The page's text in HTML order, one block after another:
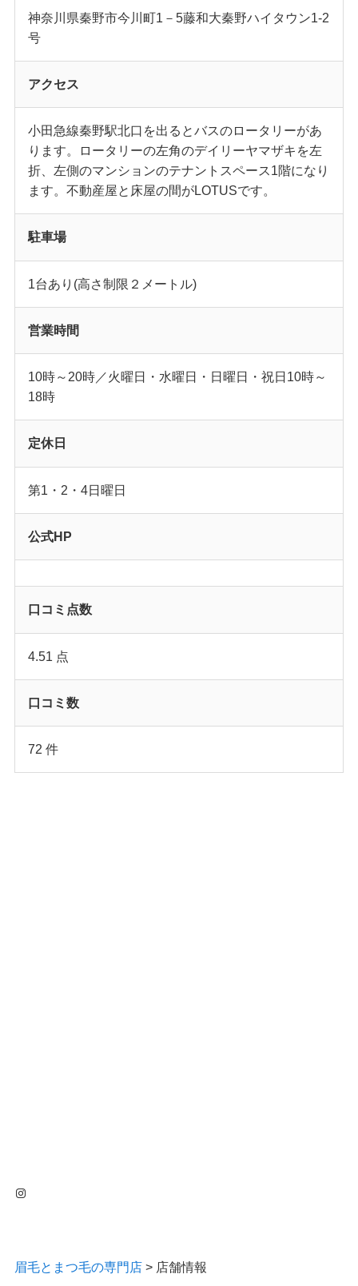
神奈川県秦野市今川町1－5藤和大秦野ハイタウン1-2
号
アクセス
小田急線秦野駅北口を出るとバスのロータリーがあ
ります。ロータリーの左角のデイリーヤマザキを左
折、左側のマンションのテナントスペース1階になり
ます。不動産屋と床屋の間がLOTUSです。
駐車場
1台あり(高さ制限２メートル)
営業時間
10時～20時／火曜日・水曜日・日曜日・祝日10時～
18時
定休日
第1・2・4日曜日
公式HP
口コミ点数
4.51 点
口コミ数
72 件
Instagram
眉毛とまつ毛の専門店> 店舗情報